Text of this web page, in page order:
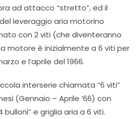
ad attacco “stretto”, ed il
leveraggio aria motorino
con 2 viti (che diventeranno
motore è inizialmente a 6 viti per
e l’aprile del 1966.
interserie chiamata “6 viti”
(Gennaio – Aprile ’66) con
e griglia aria a 6 viti.